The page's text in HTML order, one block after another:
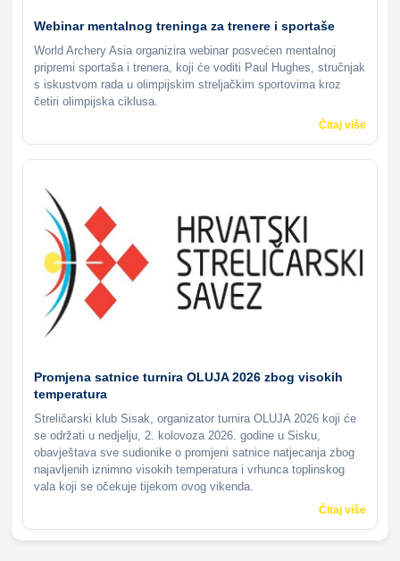
Webinar mentalnog treninga za trenere i sportaše
World Archery Asia organizira webinar posvećen mentalnoj
pripremi sportaša i trenera, koji će voditi Paul Hughes, stručnjak
s iskustvom rada u olimpijskim streljačkim sportovima kroz
četiri olimpijska ciklusa.
Čitaj više
Promjena satnice turnira OLUJA 2026 zbog visokih
temperatura
Streličarski klub Sisak, organizator turnira OLUJA 2026 koji će
se održati u nedjelju, 2. kolovoza 2026. godine u Sisku,
obavještava sve sudionike o promjeni satnice natjecanja zbog
najavljenih iznimno visokih temperatura i vrhunca toplinskog
vala koji se očekuje tijekom ovog vikenda.
Čitaj više